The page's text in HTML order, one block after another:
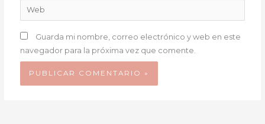
Web
Guarda mi nombre, correo electrónico y web en este
navegador para la próxima vez que comente.